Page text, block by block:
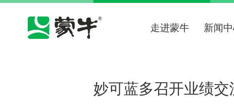
走进蒙牛 新闻
妙可蓝多召开业绩